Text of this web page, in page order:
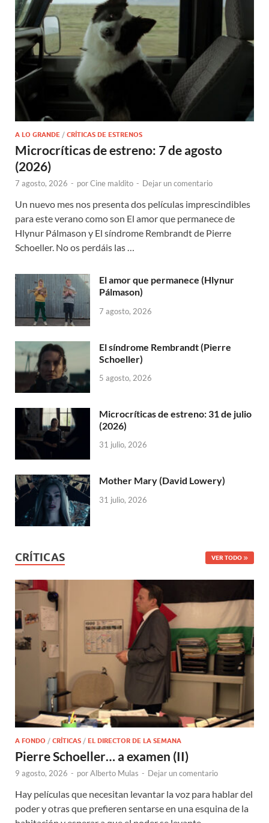
A LO GRANDE / CRÍTICAS DE ESTRENOS
Microcríticas de estreno: 7 de agosto
(2026)
7 agosto, 2026 - porCine maldito - Dejar un comentario
Un nuevo mes nos presenta dos películas imprescindibles
para este verano como son El amor que permanece de
Hlynur Pálmason y El síndrome Rembrandt de Pierre
Schoeller. No os perdáis las …
El amor que permanece (Hlynur
Pálmason)
7 agosto, 2026
El síndrome Rembrandt (Pierre
Schoeller)
5 agosto, 2026
Microcríticas de estreno: 31 de julio
(2026)
31 julio, 2026
Mother Mary (David Lowery)
31 julio, 2026
CRÍTICAS VER TODO
A FONDO / CRÍTICAS / EL DIRECTOR DE LA SEMANA
Pierre Schoeller… a examen (II)
9 agosto, 2026 - porAlberto Mulas - Dejar un comentario
Hay películas que necesitan levantar la voz para hablar del
poder y otras que prefieren sentarse en una esquina de la